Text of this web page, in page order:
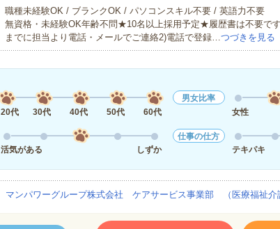
職種未経験OK / ブランクOK / パソコンスキル不要 / 英語力不要
無資格・未経験OK年齢不問★10名以上採用予定★履歴書は不要で
までに担当より電話・メールでご連絡2)電話で登録…つづきを見る
20代
30代 40代 50代 60代
男女比率
女性
活気がある
しずか
仕事の仕方
テキパキ
マンパワーグループ株式会社 ケアサービス事業部 （医療福祉介